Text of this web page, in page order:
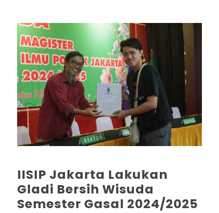
IISIP Jakarta Lakukan
Gladi Bersih Wisuda
Semester Gasal 2024/2025